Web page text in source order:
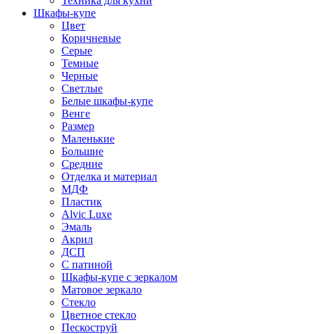
Шкафы-купе
Цвет
Коричневые
Серые
Темные
Черные
Светлые
Белые шкафы-купе
Венге
Размер
Маленькие
Большие
Средние
Отделка и материал
МДФ
Пластик
Alvic Luxe
Эмаль
Акрил
ДСП
С патиной
Шкафы-купе с зеркалом
Матовое зеркало
Стекло
Цветное стекло
Пескоструй